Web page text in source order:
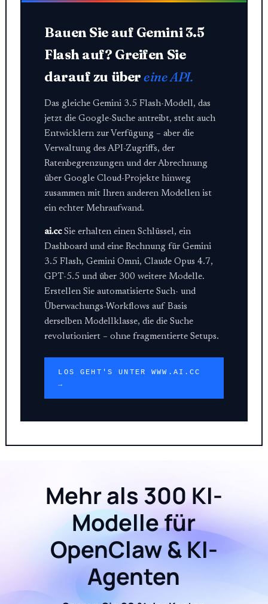
Bauen Sie auf Gemini 3.5
Flash auf? Greifen Sie
darauf zu übereine API.
Das gleiche Gemini 3.5 Flash-Modell, das
jetzt die Google-Suche antreibt, steht auch
Entwicklern zur Verfügung – aber die
Verwaltung des API-Zugriffs, der
Ratenbegrenzungen und der Abrechnung
über Google Cloud-Projekte hinweg
zusammen mit Ihren anderen Modellen ist
ein echter Mehraufwand.
ai.ccSie erhalten einen Schlüssel, ein
Dashboard und eine Rechnung für Gemini
3.5 Flash, Gemini Omni, Claude Opus 4.7,
GPT-5.5 und über 300 weitere Modelle.
Erstellen Sie automatisierte Such- und
Überwachungs-Workflows auf Basis
derselben Modellklasse, die die Suche
revolutioniert – ohne fragmentierte Setups.
LOS GEHT'S UNTER WWW.AI.CC
→
Mehr als 300 KI-
Modelle für
OpenClaw & KI-
Agenten